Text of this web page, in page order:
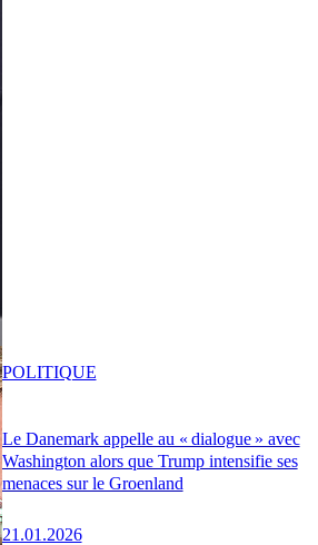
Le Danemark appelle au « dialogue » avec
Washington alors que Trump intensifie ses
menaces sur le Groenland
21.01.2026
POLITIQUE